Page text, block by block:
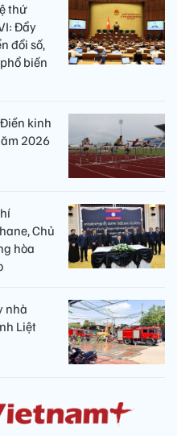
thứ
Đẩy
đổi số,
biến
kinh
2026
Chủ
hòa
nhà
Liệt